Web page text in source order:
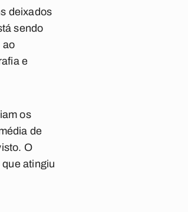
deixados
sendo
ao
e
os
de
O
atingiu